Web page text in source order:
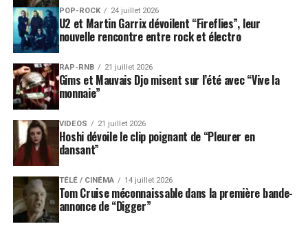
Le nouvel album reprend l’ordre du disque original. Il
s’ouvre avecCome Homeavant de retrouverTeenage
Angst , Bionic,36 Degrees etHang On To Your IQ
La seconde partie réunit plusieurs chansons devenues
indissociables de l’identité de Placebo :
Know,Bruise Pristine
Swallow.
Deux titres supplémentaires complètent cette nouvelle
version :Drowning By Numbers
morceaux, déjà liés à la période du premier album,
permettent d’élargir le récit au-delà des dix chansons
présentes sur l’édition initiale.
POP-ROCK 24 juillet 2026
U2 et Martin Garrix dévoilent “Fireflies”, leur
nouvelle rencontre entre rock et électro
RAP-RNB 21 juillet 2026
Gims et Mauvais Djo misent sur l’été avec “Vive la
monnaie”
VIDEOS 21 juillet 2026
Hoshi dévoile le clip poignant de “Pleurer en
dansant”
TÉLÉ / CINÉMA 14 juillet 2026
Tom Cruise méconnaissable dans la première bande-
annonce de “Digger”